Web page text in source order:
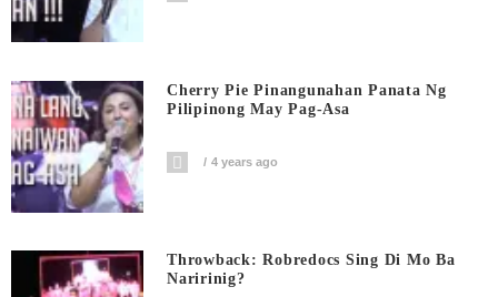
Cherry Pie Pinangunahan Panata Ng
Pilipinong May Pag-Asa
4 years ago
Throwback: Robredocs Sing Di Mo Ba
Naririnig?